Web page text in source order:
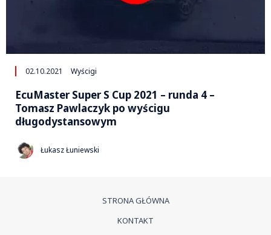
02.10.2021 Wyścigi
EcuMaster Super S Cup 2021 – runda 4 –
Tomasz Pawlaczyk po wyścigu
długodystansowym
Łukasz Łuniewski
STRONA GŁÓWNA
KONTAKT